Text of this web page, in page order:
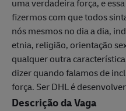
uma verdadeira força, e
fizermos com que todos
nós mesmos no dia a dia,
etnia, religião, orientação
qualquer outra
dizer quando falamos de
força. Ser DHL é
Descrição da Vaga